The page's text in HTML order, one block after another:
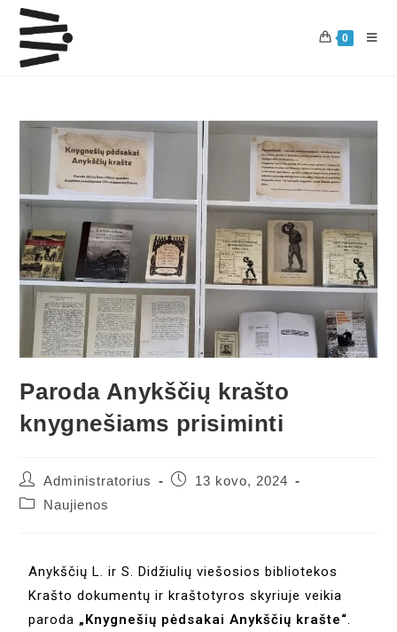
0
Paroda Anykščių krašto
knygnešiams prisiminti
Administratorius
13 kovo, 2024
Naujienos
Anykščių L. ir S. Didžiulių viešosios bibliotekos
Krašto dokumentų ir kraštotyros skyriuje veikia
paroda „Knygnešių pėdsakai Anykščių krašte“.